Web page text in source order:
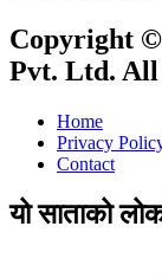
Copyright ©
Pvt. Ltd. All
Home
Privacy
Contact
यो साताको